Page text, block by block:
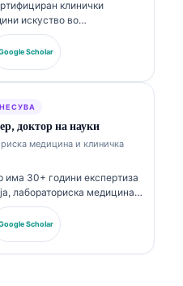
клинички
искуство во
и дијагностичка
сертификати во
објавено обемно за панели
Scholar
доктор на науки
медицина и клиничка
30+ години експертиза
лабораториска медицина и
Поранешен
друштво за клиничка
за анализа на
Scholar